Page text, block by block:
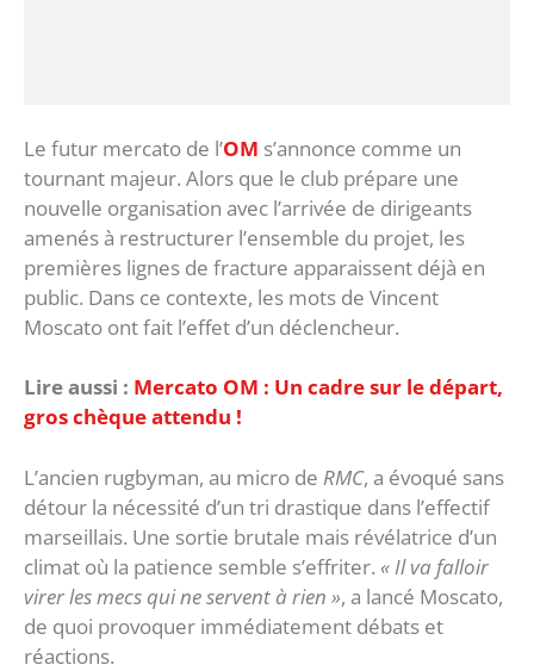
‎Le futur mercato de l’OM s’annonce comme un
tournant majeur. Alors que le club prépare une
nouvelle organisation avec l’arrivée de dirigeants
amenés à restructurer l’ensemble du projet, les
premières lignes de fracture apparaissent déjà en
public. ‎Dans ce contexte, les mots de Vincent
Moscato ont fait l’effet d’un déclencheur.
Lire aussi : Mercato OM : Un cadre sur le départ,
gros chèque attendu !
L’ancien rugbyman, au micro de RMC, a évoqué sans
détour la nécessité d’un tri drastique dans l’effectif
marseillais. Une sortie brutale mais révélatrice d’un
climat où la patience semble s’effriter. ‎ « Il va falloir
virer les mecs qui ne servent à rien », a lancé Moscato,
de quoi provoquer immédiatement débats et
réactions.